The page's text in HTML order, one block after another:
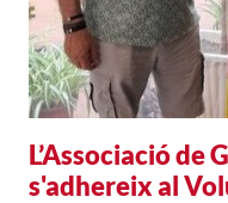
L’Associació de
s'adhereix al